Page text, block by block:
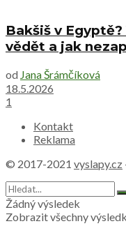
Bakšiš v
vědět a jak
od Jana Šrámčíková
18.5.2026
1
Kontakt
Reklama
© 2017-2021 vyslapy.cz
Žádný výsledek
Zobrazit všechny